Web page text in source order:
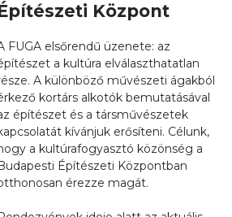
Központ
FUGA elsőrendű üzenete: az
a kultúra elválaszthatatlan
A különböző művészeti ágakból
kortárs alkotók bemutatásával
építészet és a társművészetek
kívánjuk erősíteni. Célunk,
a kultúrafogyasztó közönség a
Építészeti Központban
érezze magát.